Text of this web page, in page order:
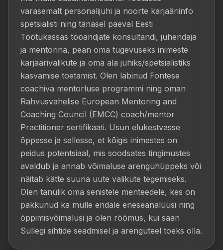
varasemalt personalijuhi ja noorte karjääriinfo
spetsialisti ning tänasel päeval Eesti
Töötukassas tööandjate konsultandi, juhendaja
ja mentorina, pean oma tugevuseks inimeste
karjäärivalikute ja oma ala juhiks/spetsialistiks
kasvamise toetamist. Olen läbinud Fontese
coachiva mentorluse programmi ning oman
Rahvusvahelise European Mentoring and
Coaching Council (EMCC) coach/mentor
Practitioner sertifikaati. Usun elukestvasse
õppesse ja sellesse, et kõigis inimestes on
peidus potentsiaal, mis soodsates tingimustes
avaldub ja annab võimaluse arenguhüppeks või
näitab kätte suuna uute valikute tegemiseks.
Olen tänulik oma senistele menteedele, kes on
pakkunud ka mulle endale eneseanalüüsi ning
õppimisvõimalusi ja olen rõõmus, kui saan
Sullegi sihtide seadmisel ja arenguteel toeks olla.